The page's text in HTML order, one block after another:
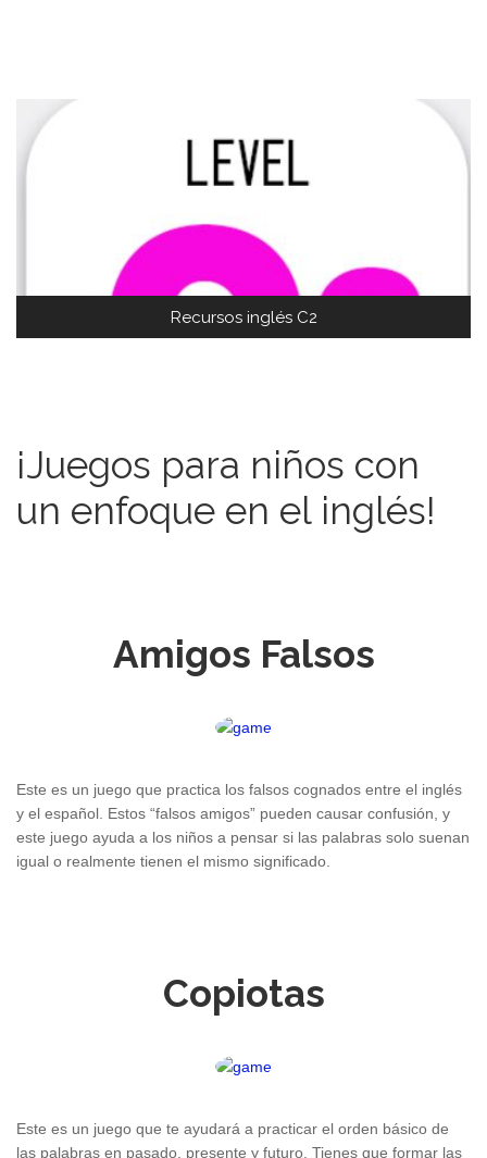
Recursos inglés C2
¡Juegos para niños con
un enfoque en el inglés!
Amigos Falsos
Este es un juego que practica los falsos cognados entre el inglés
y el español. Estos “falsos amigos” pueden causar confusión, y
este juego ayuda a los niños a pensar si las palabras solo suenan
igual o realmente tienen el mismo significado.
Copiotas
Este es un juego que te ayudará a practicar el orden básico de
las palabras en pasado, presente y futuro. Tienes que formar las